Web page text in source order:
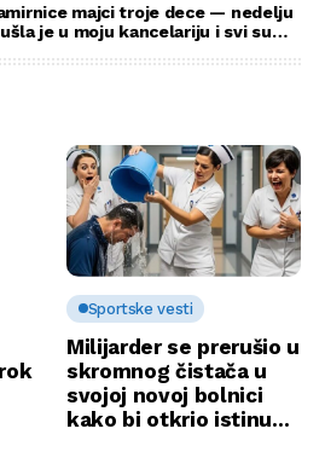
majci troje dece — nedelju
je u moju kancelariju i svi su
Sportske vesti
Milijarder se prerušio u
skromnog čistača u
svojoj novoj bolnici
kako bi otkrio istinu…